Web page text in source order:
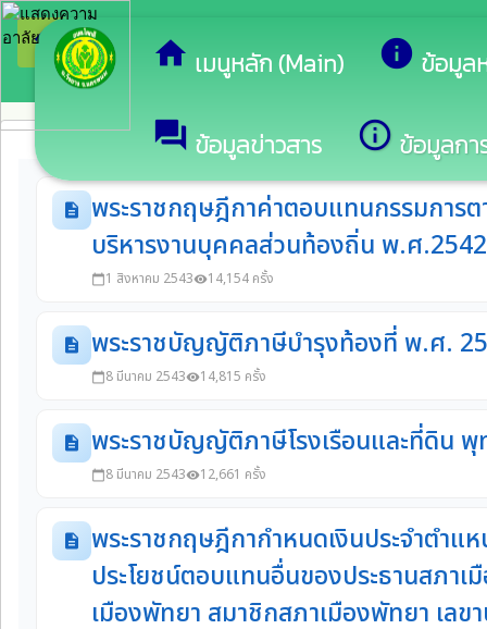
home เมนูหลัก (Main) info ข้อมูล
forum ข้อมูลข่าวสาร info_outline ข้อมูลก
arrow_back_iosกลับเมนูหลัก
พระราชบัญญัติ/พระราชกฤษฎีกา